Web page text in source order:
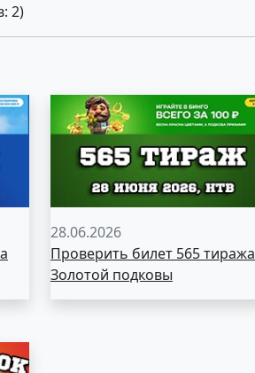
2)
28.06.2026
Проверить билет 565 тиража
Золотой подковы